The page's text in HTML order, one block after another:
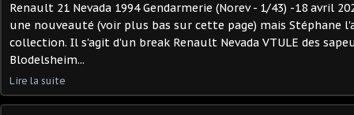
Renault 21 Nevada 1994 Gendarmerie (Norev - 1/43) -18 avril
une nouveauté (voir plus bas sur cette page) mais Stéphane
collection. Il s'agit d'un break Renault Nevada VTULE des
Blodelsheim...
Lire la suite